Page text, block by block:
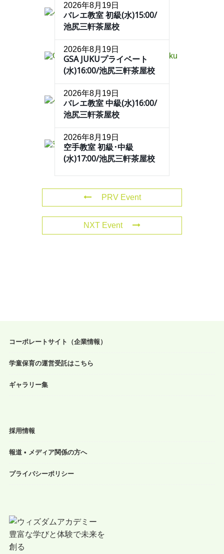
2026年8月19日
バレエ教室 初級(水)15:00/
池尻三軒茶屋校
2026年8月19日
GSA JUKUプライベート
(水)16:00/池尻三軒茶屋校
2026年8月19日
バレエ教室 中級(水)16:00/
池尻三軒茶屋校
2026年8月19日
空手教室 初級･中級
(水)17:00/池尻三軒茶屋校
PRV Event
NXT Event
コーポレートサイト（企業情報）
学童保育の運営受託はこちら
ギャラリー集
採用情報
報道 • メディア関係の方へ
プライバシーポリシー